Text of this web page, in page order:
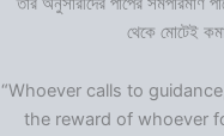
থেকে মোটেই
“Whoever calls to
the reward of whoever